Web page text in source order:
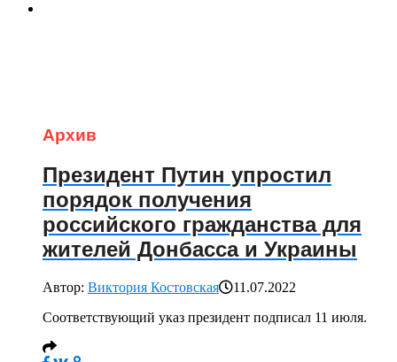
Архив
Президент Путин упростил
порядок получения
российского гражданства для
жителей Донбасса и Украины
Автор: Виктория Костовская
11.07.2022
Соответствующий указ президент подписал 11 июля.